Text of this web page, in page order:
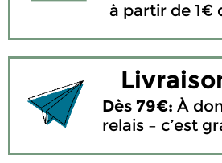
à partir de 1€
Dès 79€: À
relais – c’est